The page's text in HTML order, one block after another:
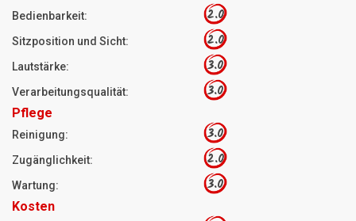
Bedienbarkeit: 2.0
Sitzposition und Sicht: 2.0
Lautstärke: 3.0
Verarbeitungsqualität: 3.0
Pflege
Reinigung: 3.0
Zugänglichkeit: 2.0
Wartung: 3.0
Kosten